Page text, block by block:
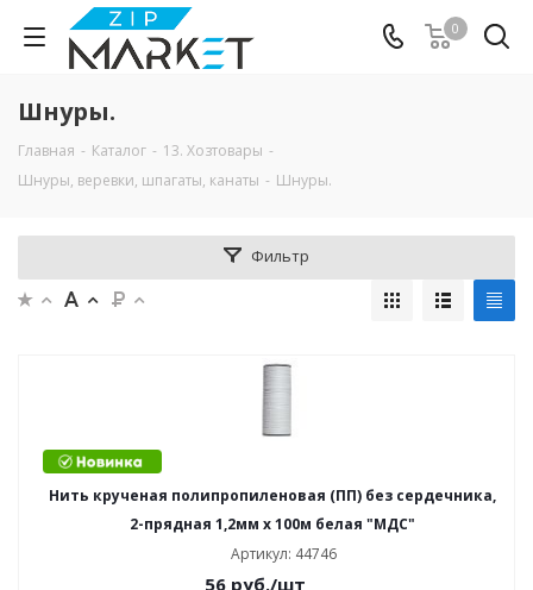
0
Шнуры.
Главная - Каталог - 13. Хозтовары -
Шнуры, веревки, шпагаты, канаты - Шнуры.
Фильтр
Нить крученая полипропиленовая (ПП) без сердечника,
2-прядная 1,2мм х 100м белая "МДС"
Артикул: 44746
56руб./шт